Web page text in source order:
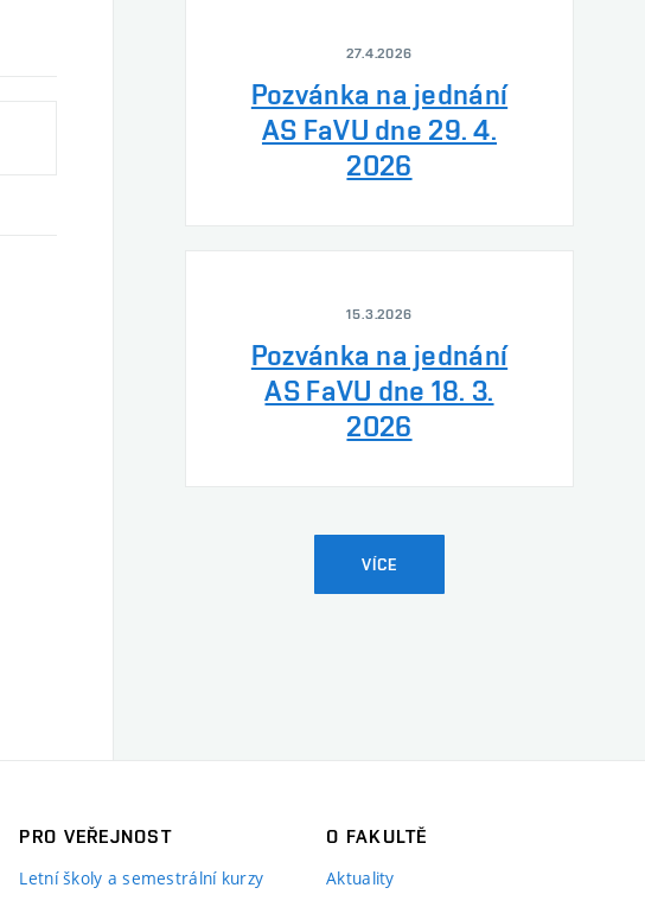
27.4.2026
Pozvánka na jednání
AS FaVU dne 29. 4.
2026
15.3.2026
Pozvánka na jednání
AS FaVU dne 18. 3.
2026
VÍCE
PRO VEŘEJNOST
Letní školy a semestrální kurzy
O FAKULTĚ
Aktuality